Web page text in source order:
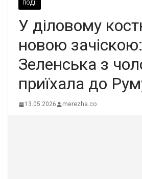
ПОДІЇ
У діловому
новою
Зеленська з
приїхала до
13.05.2026 merezha.co